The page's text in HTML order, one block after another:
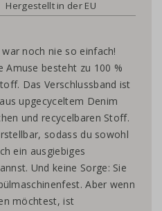
Hergestellt in der EU
noch nie so einfach!
Amuse besteht zu 100 %
Das Verschlussband ist
upgecyceltem Denim
und recycelbaren Stoff.
sodass du sowohl
ein ausgiebiges
Und keine Sorge: Sie
Aber wenn
möchtest, ist